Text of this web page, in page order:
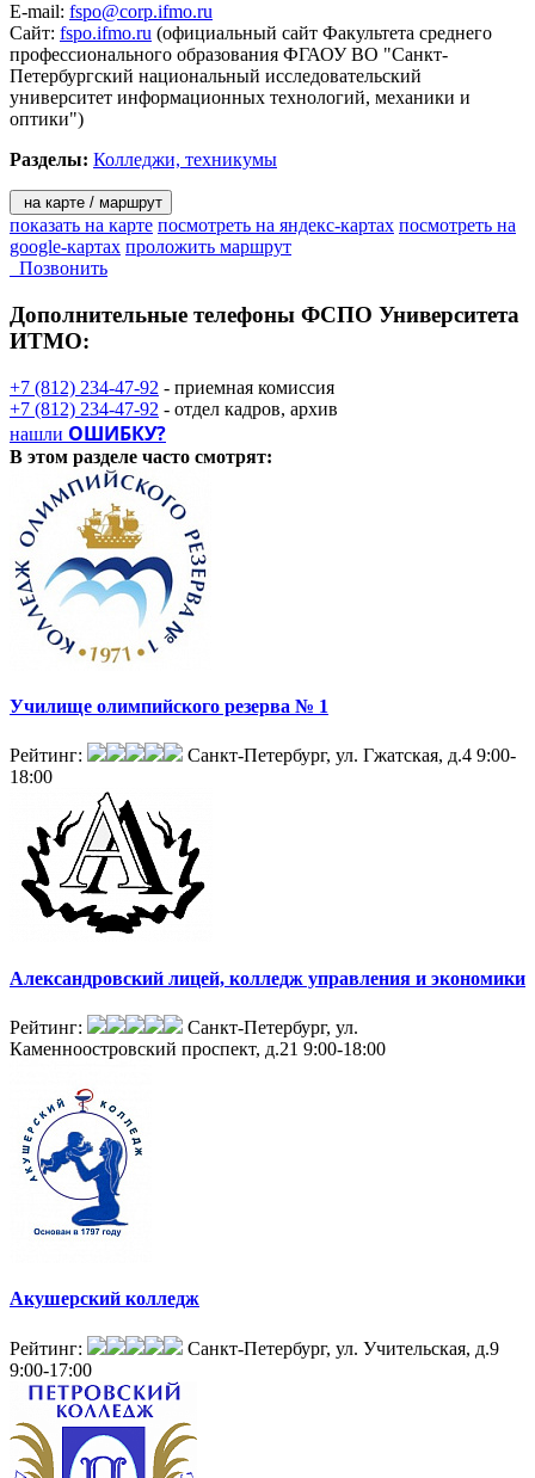
E-mail: fspo@corp.ifmo.ru
Сайт: fspo.ifmo.ru (официальный сайт Факультета среднего
профессионального образования ФГАОУ ВО "Санкт-
Петербургский национальный исследовательский
университет информационных технологий, механики и
оптики")
Разделы: Колледжи, техникумы
на карте / маршрут
показать на карте посмотреть на яндекс-картах посмотреть на
google-картах проложить маршрут
Позвонить
Дополнительные телефоны ФСПО Университета
ИТМО:
+7 (812) 234-47-92 - приемная комиссия
+7 (812) 234-47-92 - отдел кадров, архив
нашли ОШИБКУ?
В этом разделе часто смотрят:
Училище олимпийского резерва № 1
Рейтинг: Санкт-Петербург, ул. Гжатская, д.4 9:00-
18:00
Александровский лицей, колледж управления и экономики
Рейтинг:
Санкт-Петербург, ул.
Каменноостровский проспект, д.21 9:00-18:00
Акушерский колледж
Рейтинг:
Санкт-Петербург, ул. Учительская, д.9
9:00-17:00